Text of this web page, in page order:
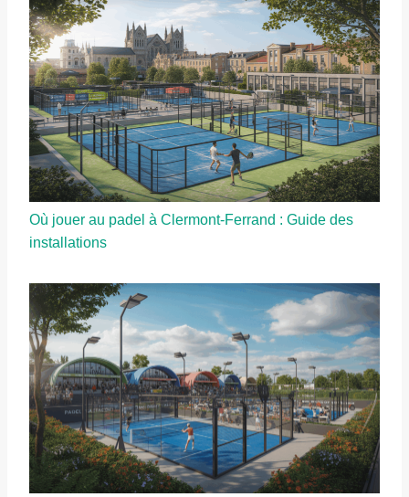
Où jouer au padel à Clermont-Ferrand : Guide des
installations